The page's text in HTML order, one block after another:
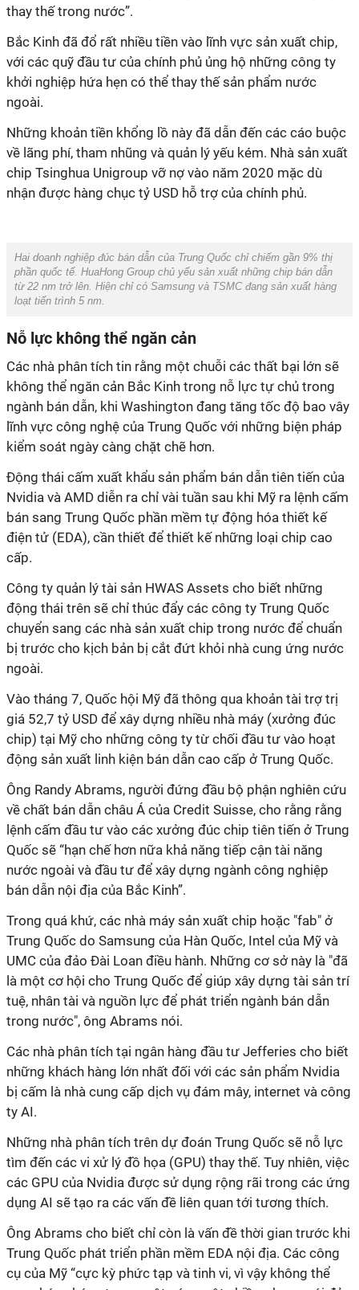
thay thế trong nước”.
Bắc Kinh đã đổ rất nhiều tiền vào lĩnh vực sản xuất chip,
với các quỹ đầu tư của chính phủ ủng hộ những công ty
khởi nghiệp hứa hẹn có thể thay thế sản phẩm nước
ngoài.
Những khoản tiền khổng lồ này đã dẫn đến các cáo buộc
về lãng phí, tham nhũng và quản lý yếu kém. Nhà sản xuất
chip Tsinghua Unigroup vỡ nợ vào năm 2020 mặc dù
nhận được hàng chục tỷ USD hỗ trợ của chính phủ.
Hai doanh nghiệp đúc bán dẫn của Trung Quốc chỉ chiếm gần 9% thị
phần quốc tế. HuaHong Group chủ yếu sản xuất những chip bán dẫn
từ 22 nm trở lên. Hiện chỉ có Samsung và TSMC đang sản xuất hàng
loạt tiến trình 5 nm.
Nỗ lực không thể ngăn cản
Các nhà phân tích tin rằng một chuỗi các thất bại lớn sẽ
không thể ngăn cản Bắc Kinh trong nỗ lực tự chủ trong
ngành bán dẫn, khi Washington đang tăng tốc độ bao vây
lĩnh vực công nghệ của Trung Quốc với những biện pháp
kiểm soát ngày càng chặt chẽ hơn.
Động thái cấm xuất khẩu sản phẩm bán dẫn tiên tiến của
Nvidia và AMD diễn ra chỉ vài tuần sau khi Mỹ ra lệnh cấm
bán sang Trung Quốc phần mềm tự động hóa thiết kế
điện tử (EDA), cần thiết để thiết kế những loại chip cao
cấp.
Công ty quản lý tài sản HWAS Assets cho biết những
động thái trên sẽ chỉ thúc đẩy các công ty Trung Quốc
chuyển sang các nhà sản xuất chip trong nước để chuẩn
bị trước cho kịch bản bị cắt đứt khỏi nhà cung ứng nước
ngoài.
Vào tháng 7, Quốc hội Mỹ đã thông qua khoản tài trợ trị
giá 52,7 tỷ USD để xây dựng nhiều nhà máy (xưởng đúc
chip) tại Mỹ cho những công ty từ chối đầu tư vào hoạt
động sản xuất linh kiện bán dẫn cao cấp ở Trung Quốc.
Ông Randy Abrams, người đứng đầu bộ phận nghiên cứu
về chất bán dẫn châu Á của Credit Suisse, cho rằng rằng
lệnh cấm đầu tư vào các xưởng đúc chip tiên tiến ở Trung
Quốc sẽ “hạn chế hơn nữa khả năng tiếp cận tài năng
nước ngoài và đầu tư để xây dựng ngành công nghiệp
bán dẫn nội địa của Bắc Kinh”.
Trong quá khứ, các nhà máy sản xuất chip hoặc "fab" ở
Trung Quốc do Samsung của Hàn Quốc, Intel của Mỹ và
UMC của đảo Đài Loan điều hành. Những cơ sở này là "đã
là một cơ hội cho Trung Quốc để giúp xây dựng tài sản trí
tuệ, nhân tài và nguồn lực để phát triển ngành bán dẫn
trong nước", ông Abrams nói.
Các nhà phân tích tại ngân hàng đầu tư Jefferies cho biết
những khách hàng lớn nhất đối với các sản phẩm Nvidia
bị cấm là nhà cung cấp dịch vụ đám mây, internet và công
ty AI.
Những nhà phân tích trên dự đoán Trung Quốc sẽ nỗ lực
tìm đến các vi xử lý đồ họa (GPU) thay thế. Tuy nhiên, việc
các GPU của Nvidia được sử dụng rộng rãi trong các ứng
dụng AI sẽ tạo ra các vấn đề liên quan tới tương thích.
Ông Abrams cho biết chỉ còn là vấn đề thời gian trước khi
Trung Quốc phát triển phần mềm EDA nội địa. Các công
cụ của Mỹ “cực kỳ phức tạp và tinh vi, vì vậy không thể